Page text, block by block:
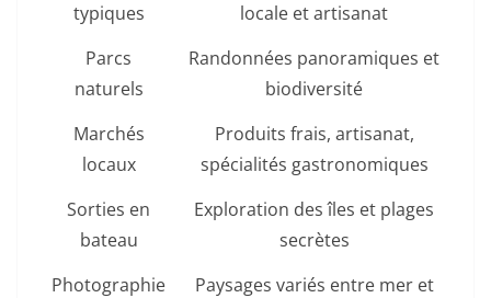
typiques
locale et artisanat
Parcs
naturels
Randonnées panoramiques et
biodiversité
Marchés
locaux
Produits frais, artisanat,
spécialités gastronomiques
Sorties en
bateau
Exploration des îles et plages
secrètes
Photographie
Paysages variés entre mer et